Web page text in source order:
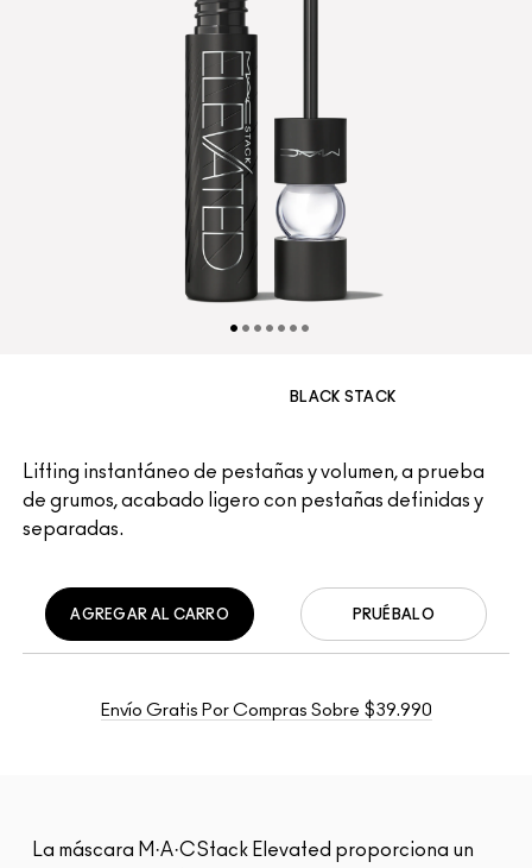
Lifting instantáneo de pestañas y volumen, a prueba
de grumos, acabado ligero con pestañas definidas y
separadas.
BLACK STACK
PRUÉBALO
AGREGAR AL CARRO
Envío Gratis Por Compras Sobre $39.990
La máscara M·A·CStack Elevated proporciona un